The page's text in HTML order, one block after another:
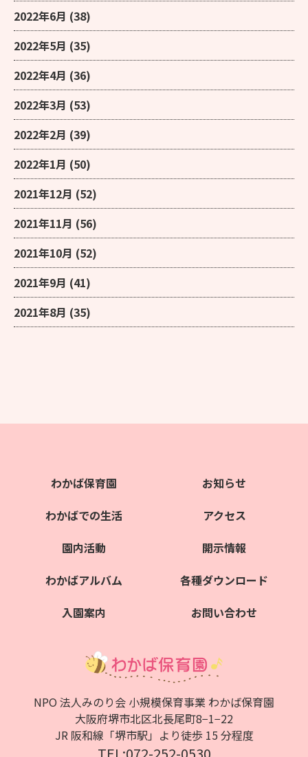
2022年6月 (38)
2022年5月 (35)
2022年4月 (36)
2022年3月 (53)
2022年2月 (39)
2022年1月 (50)
2021年12月 (52)
2021年11月 (56)
2021年10月 (52)
2021年9月 (41)
2021年8月 (35)
わかば保育園
わかばでの生活
園内活動
わかばアルバム
入園案内
お知らせ
アクセス
開示情報
各種ダウンロード
お問い合わせ
NPO 法人みのり会 小規模保育事業 わかば保育園
大阪府堺市北区北⻑尾町8−1−22
JR 阪和線「堺市駅」より徒歩 15 分程度